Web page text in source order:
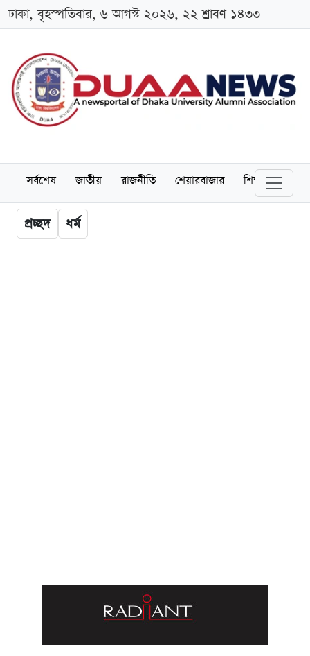
ঢাকা, বৃহস্পতিবার, ৬ আগস্ট ২০২৬, ২২ শ্রাবণ ১৪৩৩
সর্বশেষ জাতীয় রাজনীতি শেয়ারবাজার শিক্ষা
প্রচ্ছদ ধর্ম